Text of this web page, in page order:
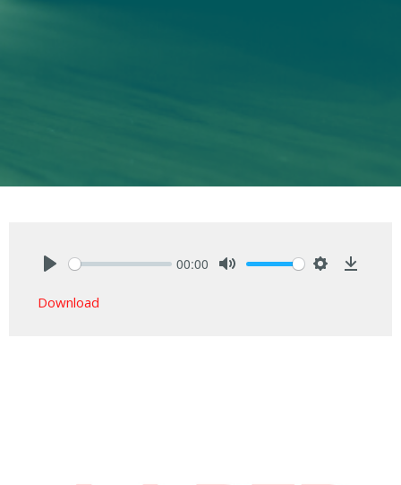
00:00
Download